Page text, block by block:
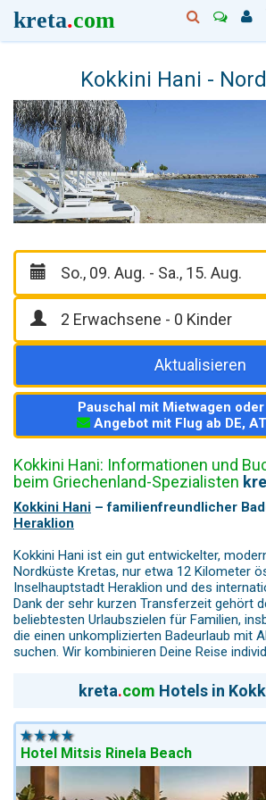
kreta.com
Kokkini Hani -
Aktualisieren
Pauschal mit Mietwagen
Angebot mit Flug ab DE,
Kokkini Hani: Informationen und
beim Griechenland-Spezialisten
Kokkini Hani – familienfreundlicher
Heraklion
Kokkini Hani ist ein gut entwickelter,
Nordküste Kretas, nur etwa 12 Kilometer
Inselhauptstadt Heraklion und des
Dank der sehr kurzen Transferzeit gehört
beliebtesten Urlaubszielen für Familien,
die einen unkomplizierten Badeurlaub mit
suchen. Wir kombinieren Deine Reise
Unterkünften, personalisierte
persönlichenAnsprechpartner für Dein
Das Ortsbild ist geprägt von Hotels aller
Cafés und kleinen Geschäften. Kokkini
historische Altstadt, bietet dafür aber eine
organisierte Infrastruktur, die ganz auf
Erholung ausgerichtet ist.
kreta.com Hotels in
Hotel Mitsis Rinela Beach